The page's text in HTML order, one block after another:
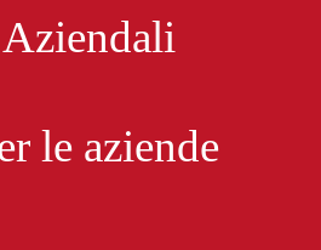
le aziende